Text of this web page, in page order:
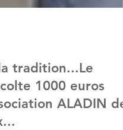
tradition...Le